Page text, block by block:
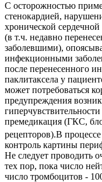
С осторожностью
стенокардией,
хронической
(в т.ч. недавно
заболевшими),
инфекционными
после перенесенного
паклитаксела у
может потребоваться
предупреждения
премедикация (ГКС,
рецепторов).В
контроль картины
Не следует проводить
тех пор, пока число
число тромбоцитов -